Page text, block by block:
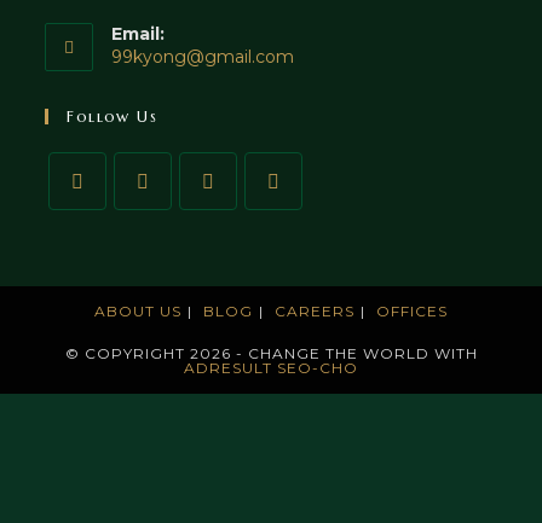
Email:
99kyong@gmail.com
Follow Us
ABOUT US BLOG CAREERS OFFICES
© COPYRIGHT 2026 - CHANGE THE WORLD WITH
ADRESULT SEO-CHO